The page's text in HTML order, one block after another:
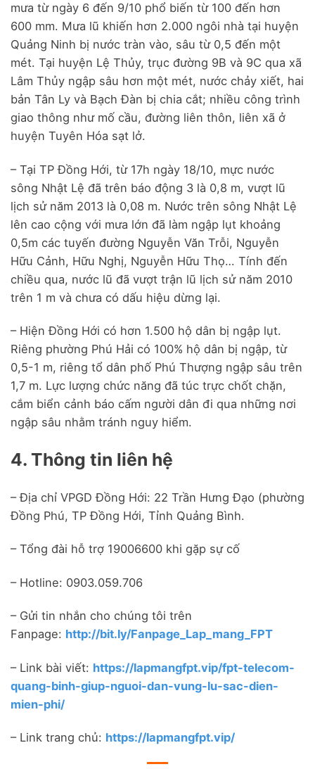
mưa từ ngày 6 đến 9/10 phổ biến từ 100 đến hơn
600 mm. Mưa lũ khiến hơn 2.000 ngôi nhà tại huyện
Quảng Ninh bị nước tràn vào, sâu từ 0,5 đến một
mét. Tại huyện Lệ Thủy, trục đường 9B và 9C qua xã
Lâm Thủy ngập sâu hơn một mét, nước chảy xiết, hai
bản Tân Ly và Bạch Đàn bị chia cắt; nhiều công trình
giao thông như mố cầu, đường liên thôn, liên xã ở
huyện Tuyên Hóa sạt lở.
– Tại TP Đồng Hới, từ 17h ngày 18/10, mực nước
sông Nhật Lệ đã trên báo động 3 là 0,8 m, vượt lũ
lịch sử năm 2013 là 0,08 m. Nước trên sông Nhật Lệ
lên cao cộng với mưa lớn đã làm ngập lụt khoảng
0,5m các tuyến đường Nguyễn Văn Trỗi, Nguyễn
Hữu Cảnh, Hữu Nghị, Nguyễn Hữu Thọ… Tính đến
chiều qua, nước lũ đã vượt trận lũ lịch sử năm 2010
trên 1 m và chưa có dấu hiệu dừng lại.
– Hiện Đồng Hới có hơn 1.500 hộ dân bị ngập lụt.
Riêng phường Phú Hải có 100% hộ dân bị ngập, từ
0,5-1 m, riêng tổ dân phố Phú Thượng ngập sâu trên
1,7 m. Lực lượng chức năng đã túc trực chốt chặn,
cắm biển cảnh báo cấm người dân đi qua những nơi
ngập sâu nhằm tránh nguy hiểm.
4. Thông tin liên hệ
– Địa chỉ VPGD Đồng Hới: 22 Trần Hưng Đạo (phường
Đồng Phú, TP Đồng Hới, Tỉnh Quảng Bình.
– Tổng đài hỗ trợ 19006600 khi gặp sự cố
– Hotline: 0903.059.706
– Gửi tin nhắn cho chúng tôi trên
Fanpage: http://bit.ly/Fanpage_Lap_mang_FPT
– Link bài viết: https://lapmangfpt.vip/fpt-telecom-
quang-binh-giup-nguoi-dan-vung-lu-sac-dien-
mien-phi/
– Link trang chủ: https://lapmangfpt.vip/